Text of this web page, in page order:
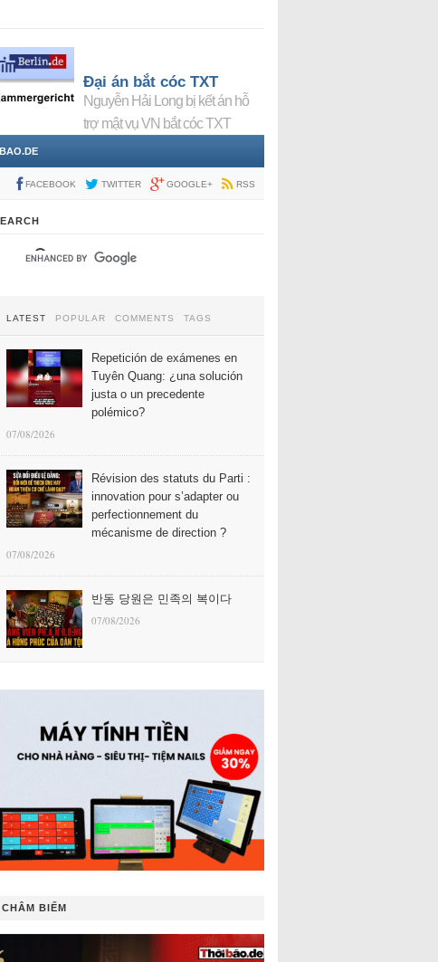
Đại án bắt cóc TXT
Nguyễn Hải Long bị kết án hỗ
trợ mật vụ VN bắt cóc TXT
FACEBOOK TWITTER GOOGLE+ RSS
LATEST POPULAR COMMENTS TAGS
Repetición de exámenes en
Tuyên Quang: ¿una solución
justa o un precedente
polémico?
07/08/2026
Révision des statuts du Parti :
innovation pour s’adapter ou
perfectionnement du
mécanisme de direction ?
07/08/2026
반동 당원은 민족의 복이다
07/08/2026
CHÂM BIẾM